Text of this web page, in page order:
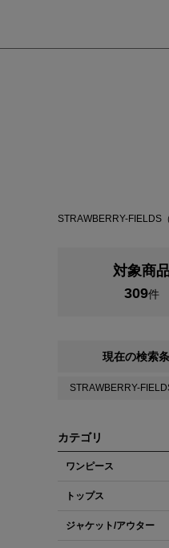
STRAWBERRY-FIELDS
対象商
309件
現在の検索
STRAWBERRY-
カテゴリ
ワンピース
トップス
ジャケット/アウター